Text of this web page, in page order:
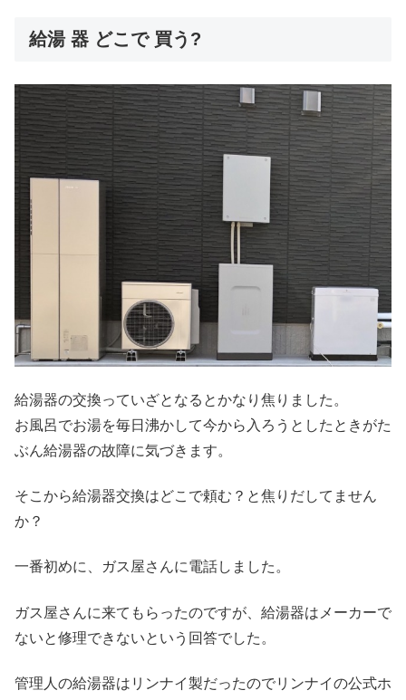
給湯 器 どこで 買う?
給湯器の交換っていざとなるとかなり焦りました。
お風呂でお湯を毎日沸かして今から入ろうとしたときがた
ぶん給湯器の故障に気づきます。
そこから給湯器交換はどこで頼む？と焦りだしてません
か？
一番初めに、ガス屋さんに電話しました。
ガス屋さんに来てもらったのですが、給湯器はメーカーで
ないと修理できないという回答でした。
管理人の給湯器はリンナイ製だったのでリンナイの公式ホ